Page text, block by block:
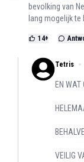
bevolking van
lang mogelijk te
14+
Tetris
EN WAT
VEILIG